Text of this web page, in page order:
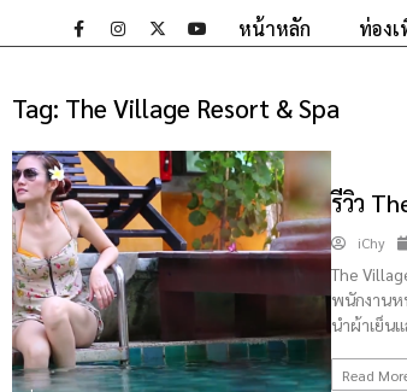
หน้าหลัก ท่องเ
Tag: The Village Resort & Spa
รีวิว
iChy
The
พนักงานห
นำผ้าเย็น
Read